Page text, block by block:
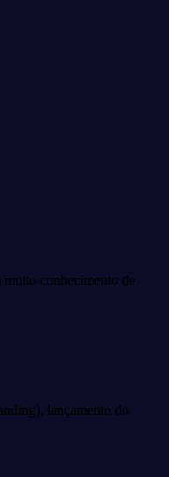
conhecimento de
lançamento do